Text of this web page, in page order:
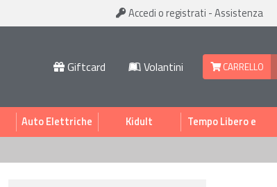
Accedi o registrati -Assistenza
Giftcard Volantini CARRELLO
Auto Elettriche Kidult
Tempo Libero e
Sport